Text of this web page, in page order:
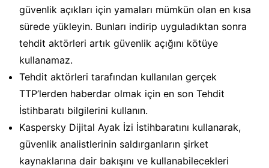
güvenlik açıkları için yamaları mümkün olan en kısa
sürede yükleyin. Bunları indirip uyguladıktan sonra
tehdit aktörleri artık güvenlik açığını kötüye
kullanamaz.
Tehdit aktörleri tarafından kullanılan gerçek
TTP’lerden haberdar olmak için en son Tehdit
İstihbaratı bilgilerini kullanın.
Kaspersky Dijital Ayak İzi İstihbaratını kullanarak,
güvenlik analistlerinin saldırganların şirket
kaynaklarına dair bakışını ve kullanabilecekleri